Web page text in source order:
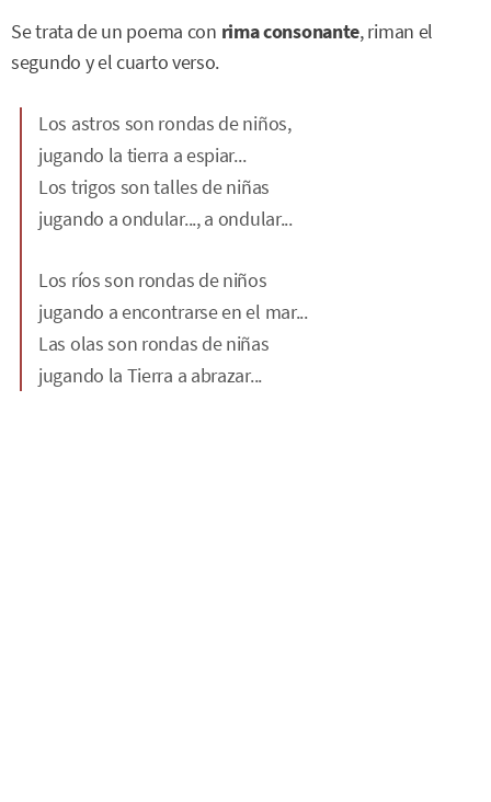
Se trata de un poema con rima consonante, riman el
segundo y el cuarto verso.
Los astros son rondas de niños,
jugando la tierra a espiar...
Los trigos son talles de niñas
jugando a ondular..., a ondular...
Los ríos son rondas de niños
jugando a encontrarse en el mar...
Las olas son rondas de niñas
jugando la Tierra a abrazar...